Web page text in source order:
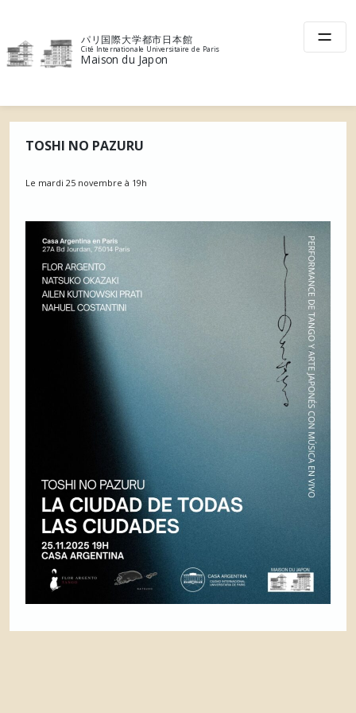
content
パリ国際大学都市日本館
Cité Internationale Universitaire de Paris
Maison du Japon
TOSHI NO PAZURU
Le mardi 25 novembre à 19h